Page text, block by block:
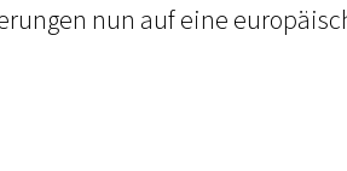
nun auf eine